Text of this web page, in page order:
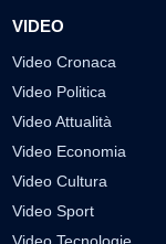
VIDEO
Video Cronaca
Video Politica
Video Attualità
Video Economia
Video Cultura
Video Sport